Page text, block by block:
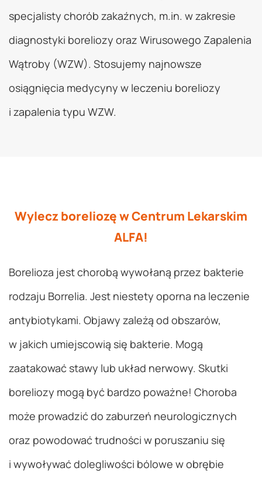
specjalisty chorób zakaźnych, m.in. w zakresie
diagnostyki boreliozy oraz Wirusowego Zapalenia
Wątroby (WZW). Stosujemy najnowsze
osiągnięcia medycyny w leczeniu boreliozy
i zapalenia typu WZW.
Wylecz boreliozę w Centrum Lekarskim
ALFA!
Borelioza jest chorobą wywołaną przez bakterie
rodzaju Borrelia. Jest niestety oporna na leczenie
antybiotykami. Objawy zależą od obszarów,
w jakich umiejscowią się bakterie. Mogą
zaatakować stawy lub układ nerwowy. Skutki
boreliozy mogą być bardzo poważne! Choroba
może prowadzić do zaburzeń neurologicznych
oraz powodować trudności w poruszaniu się
i wywoływać dolegliwości bólowe w obrębie